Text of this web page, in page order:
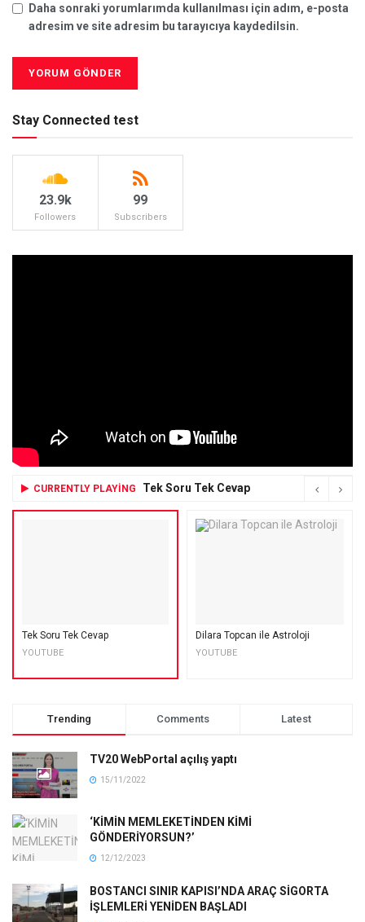
Daha sonraki yorumlarımda kullanılması için adım, e-posta
adresim ve site adresim bu tarayıcıya kaydedilsin.
Stay Connected test
23.9k
Followers
99
Subscribers
CURRENTLY PLAYING Tek Soru Tek Cevap
Tek Soru Tek Cevap
YOUTUBE
Dilara Topcan ile Astroloji
YOUTUBE
Trending Comments Latest
TV20 WebPortal açılış yaptı
15/11/2022
‘KİMİN MEMLEKETİNDEN KİMİ
GÖNDERİYORSUN?’
12/12/2023
BOSTANCI SINIR KAPISI’NDA ARAÇ SİGORTA
İŞLEMLERİ YENİDEN BAŞLADI